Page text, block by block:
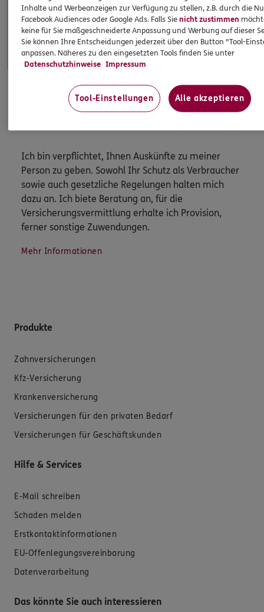
Apps & Mobile Services
Mehr
Ich bin verpflichtet, Ihnen Auskünfte zu meiner
Person zu geben. Sowohl Ihr Schutz als Verbraucher
sowie auch gesetzliche Regelungen halten mich
dazu an. Ich biete Beratung an, für die
Versicherungsvermittlung erhalte ich Provision,
ferner sonstige Zuwendungen.
Mehr Informationen
Produkte
Zahnversicherungen
Kfz-Versicherung
Krankenversicherung
Versicherungen für den privaten Bedarf
Versicherungen für Geschäftskunden
Hilfe & Services
E-Mail schreiben
Schaden melden
Erstkontaktinformationen
EU-Offenlegungsvereinbarung
Datenverarbeitung
Das könnte Sie auch interessieren
Inhalte und Werbeanzeigen zur Verfügung zu stellen, z.B. durch die
Facebook Audiences oder Google Ads. Falls Sienicht zustimmen
keine für Sie maßgeschneiderte Anpassung und Werbung auf dieser
Sie können Ihre Entscheidungen jederzeit über den Button "Tool-
anpassen. Näheres zu den eingesetzten Tools finden Sie unter
Datenschutzhinweise Impressum
Tool-Einstellungen Alle akzeptieren